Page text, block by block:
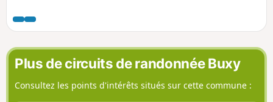
sur-Guye (église romane classée monument
historique en 1927, une tour à l'est de
l'église), des vieux moulins (restaurés ou en
cours de restauration) Rains, commune de
Joncy (jolies maisons en pierres), Le Petit
Ballay, sa tour carrée, ses Murgers (amas de
Plus de circuits de randonnée Buxy
Consultez les points d'intérêts situés sur cette commune :